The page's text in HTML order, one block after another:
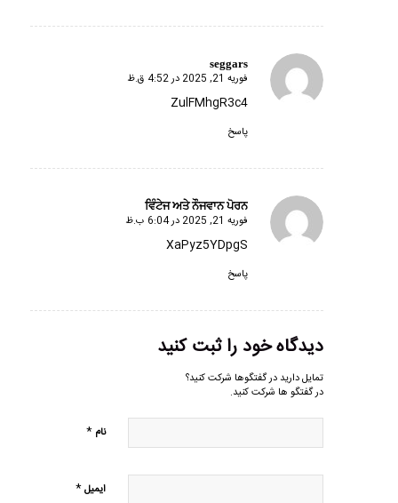
seggars
گفته:
فوریه 21, 2025 در 4:52 ق.ظ
ZulFMhgR3c4
پاسخ
ਵਿੰਟੇਜ ਅਤੇ ਨੌਜਵਾਨ ਪੋਰਨ
گفته:
فوریه 21, 2025 در 6:04 ب.ظ
XaPyz5YDpgS
پاسخ
دیدگاه خود را ثبت کنید
تمایل دارید در گفتگوها شرکت کنید؟
در گفتگو ها شرکت کنید.
نام *
ایمیل*